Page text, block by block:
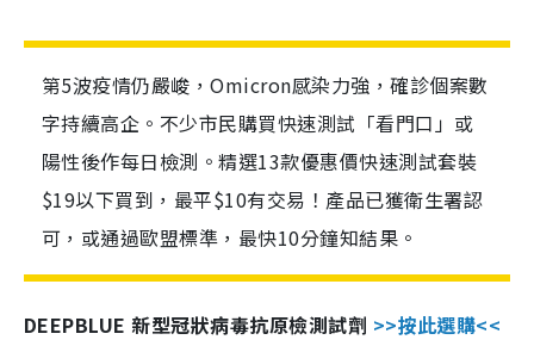
第5波疫情仍嚴峻，Omicron感染力強，確診個案數
字持續高企。不少市民購買快速測試「看門口」或
陽性後作每日檢測。精選13款優惠價快速測試套裝
$19以下買到，最平$10有交易！產品已獲衛生署認
可，或通過歐盟標準，最快10分鐘知結果。
DEEPBLUE 新型冠狀病毒抗原檢測試劑 >>按此選購<<